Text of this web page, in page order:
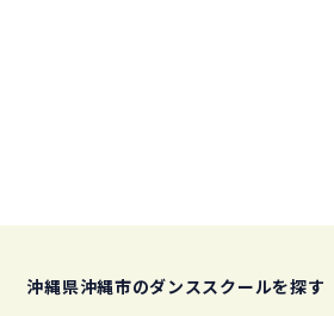
沖縄県沖縄市のダンススクールを探す